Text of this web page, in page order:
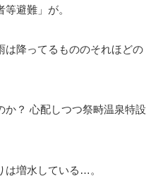
避難」が。
は降ってるもののそれほどの
か？ 心配しつつ祭畤温泉特設
増水している…。